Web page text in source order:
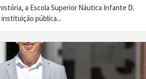
a Escola Superior Náutica Infante D.
pública...